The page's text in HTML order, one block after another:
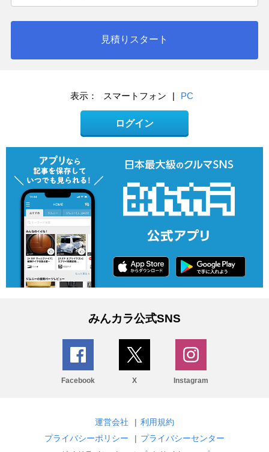
見積りスタート
表示： スマートフォン | PC
ログイン
みんカラ公式SNS
Facebook X Instagram
運営会社 | 利用規約
プライバシーポリシー
| プライバシーセンター